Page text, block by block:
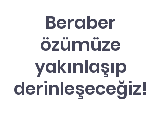
Beraber
özümüze
yakınlaşıp
derinleşeceğiz!